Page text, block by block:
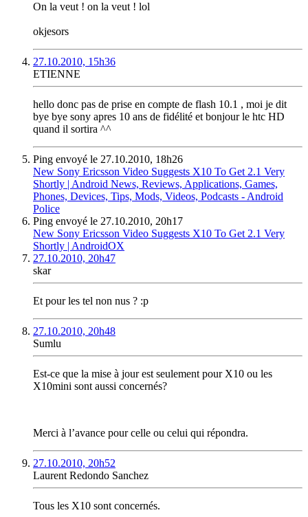
On la veut ! on la veut ! lol
okjesors
27.10.2010, 15h36
ETIENNE
hello donc pas de prise en compte de flash 10.1 , moi je dit
bye bye sony apres 10 ans de fidélité et bonjour le htc HD
quand il sortira ^^
Ping envoyé le 27.10.2010, 18h26
New Sony Ericsson Video Suggests X10 To Get 2.1 Very
Shortly | Android News, Reviews, Applications, Games,
Phones, Devices, Tips, Mods, Videos, Podcasts - Android
Police
Ping envoyé le 27.10.2010, 20h17
New Sony Ericsson Video Suggests X10 To Get 2.1 Very
Shortly | AndroidOX
27.10.2010, 20h47
skar
Et pour les tel non nus ? :p
27.10.2010, 20h48
Sumlu
Est-ce que la mise à jour est seulement pour X10 ou les
X10mini sont aussi concernés?
Merci à l’avance pour celle ou celui qui répondra.
27.10.2010, 20h52
Laurent Redondo Sanchez
Tous les X10 sont concernés.